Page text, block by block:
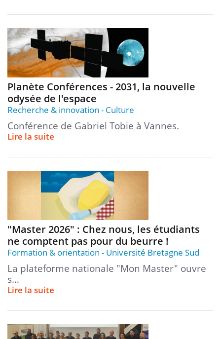
Planète Conférences - 2031, la nouvelle
odysée de l'espace
Recherche & innovation Culture
Conférence de Gabriel Tobie à Vannes.
Lire la suite
"Master 2026" : Chez nous, les étudiants
ne comptent pas pour du beurre !
Formation & orientation Université Bretagne Sud
La plateforme nationale "Mon Master" ouvre
s…
Lire la suite